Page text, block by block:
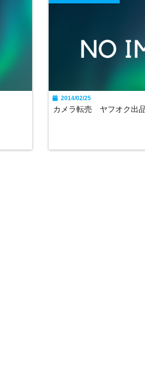
2014/02/25
カメラ転売 ヤフオク出